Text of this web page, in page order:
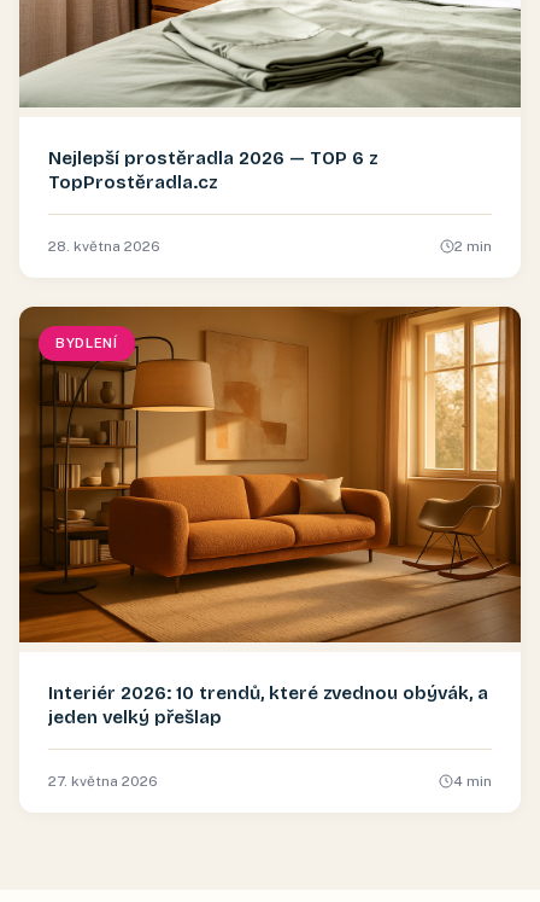
Nejlepší prostěradla 2026 — TOP 6 z
TopProstěradla.cz
28. května 2026 2 min
BYDLENÍ
Interiér 2026: 10 trendů, které zvednou obývák, a
jeden velký přešlap
27. května 2026 4 min